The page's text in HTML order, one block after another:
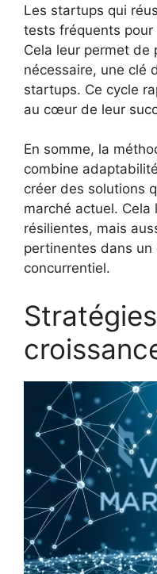
Les startups qui
tests fréquents
Cela leur permet de
nécessaire, une clé
startups. Ce cycle
au cœur de leur
En somme, la
combine
créer des solutions
marché actuel.
résilientes, mais
pertinentes dans un
concurrentiel.